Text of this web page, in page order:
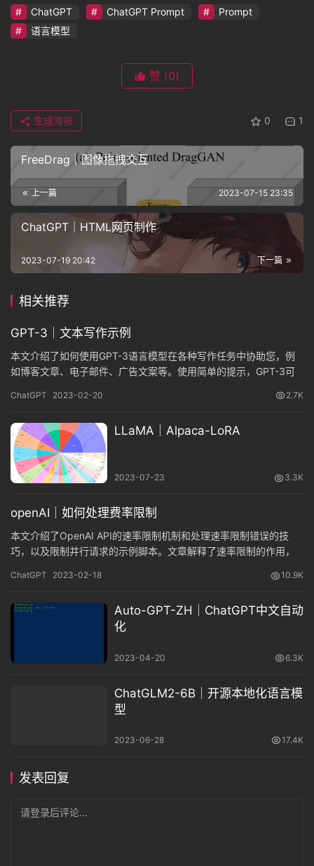
ChatGPT ChatGPT Prompt
Prompt
语言模型
赞 (0)
0 1
生成海报
FreeDrag｜图像拖拽交互
上一篇 2023-07-15 23:35
ChatGPT｜HTML网页制作
下一篇
2023-07-19 20:42
相关推荐
GPT-3｜文本写作示例
本文介绍了如何使用GPT-3语言模型在各种写作任务中协助您，例
如博客文章、电子邮件、广告文案等。使用简单的提示，GPT-3可
ChatGPT 2023-02-20 2.7K
LLaMA｜Alpaca-LoRA
2023-07-23 3.3K
openAI｜如何处理费率限制
本文介绍了OpenAI API的速率限制机制和处理速率限制错误的技
巧，以及限制并行请求的示例脚本。文章解释了速率限制的作用，
可靠操作。
ChatGPT 2023-02-18 10.9K
Auto-GPT-ZH｜ChatGPT中文自动
化
2023-04-20 6.3K
ChatGLM2-6B｜开源本地化语言模
型
2023-06-28 17.4K
发表回复
请登录后评论...